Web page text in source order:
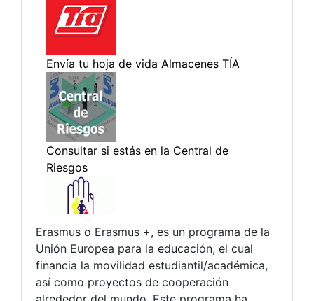
Erasmus o Erasmus +, es un programa de la
Unión Europea para la educación, el cual
financia la movilidad estudiantil/académica,
así como proyectos de cooperación